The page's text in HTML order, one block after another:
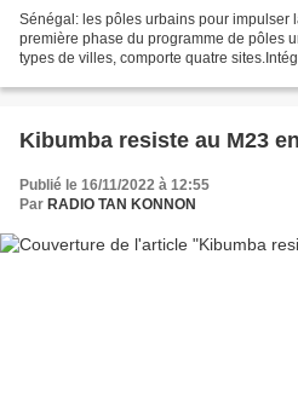
Sénégal: les pôles urbains pour impulser
première phase du programme de pôles
types de villes, comporte quatre
Kibumba resiste au M23
Publié le 16/11/2022 à 12:55
Par RADIO TAN KONNON